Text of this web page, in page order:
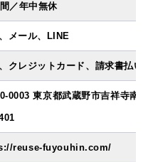
／年中無休
メール、LINE
クレジットカード、請求書払い
0003 東京都武蔵野市吉祥寺南町
reuse-fuyouhin.com/